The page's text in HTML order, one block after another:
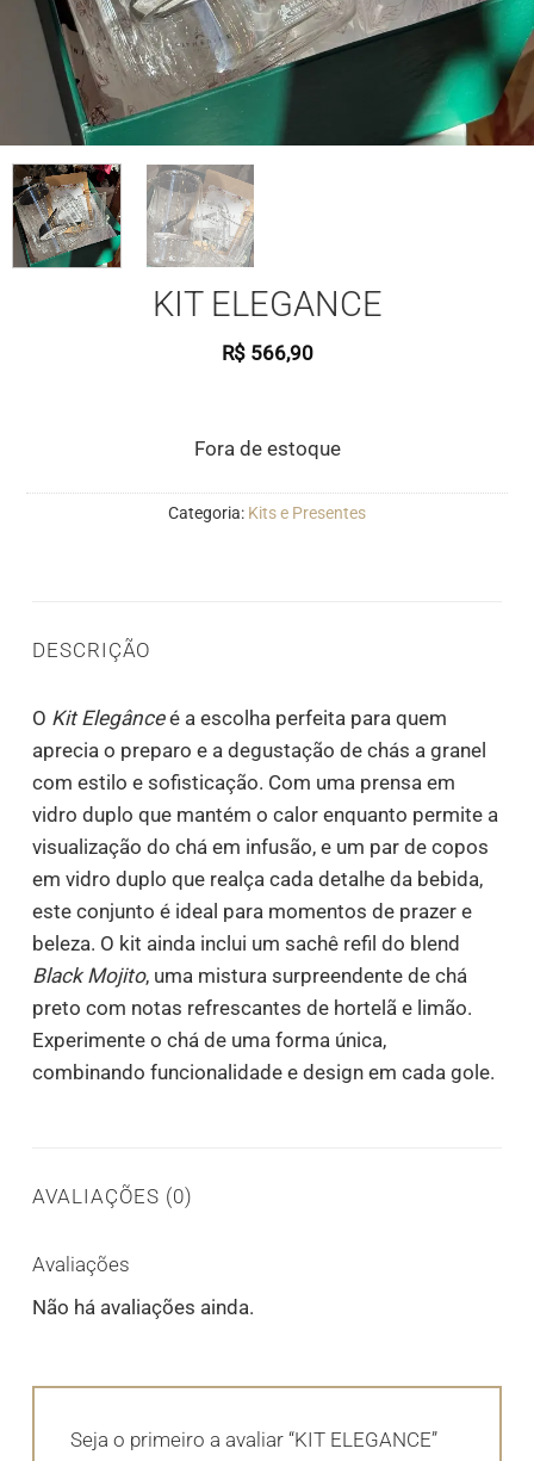
KIT ELEGANCE
R$566,90
Fora de estoque
Categoria: Kits e Presentes
DESCRIÇÃO
O Kit Elegânceé a escolha perfeita para quem
aprecia o preparo e a degustação de chás a granel
com estilo e sofisticação. Com uma prensa em
vidro duplo que mantém o calor enquanto permite a
visualização do chá em infusão, e um par de copos
em vidro duplo que realça cada detalhe da bebida,
este conjunto é ideal para momentos de prazer e
beleza. O kit ainda inclui um sachê refil do blend
Black Mojito, uma mistura surpreendente de chá
preto com notas refrescantes de hortelã e limão.
Experimente o chá de uma forma única,
combinando funcionalidade e design em cada gole.
AVALIAÇÕES (0)
Avaliações
Não há avaliações ainda.
Seja o primeiro a avaliar “KIT ELEGANCE”